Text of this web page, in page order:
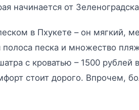
начинается от
в Пхукете – он мягкий,
песка и множество
с кроватью – 1500
стоит дорого. Впрочем,